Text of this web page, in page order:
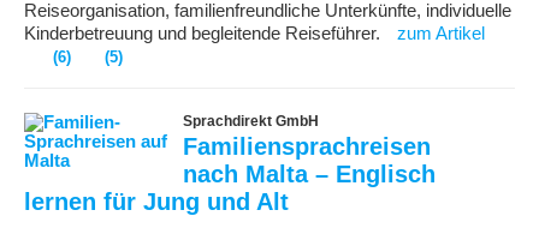
Reiseorganisation, familienfreundliche Unterkünfte, individuelle
Kinderbetreuung und begleitende Reiseführer.
zum Artikel
(6) (5)
Sprachdirekt GmbH
Familiensprachreisen
nach Malta – Englisch
lernen für Jung und Alt